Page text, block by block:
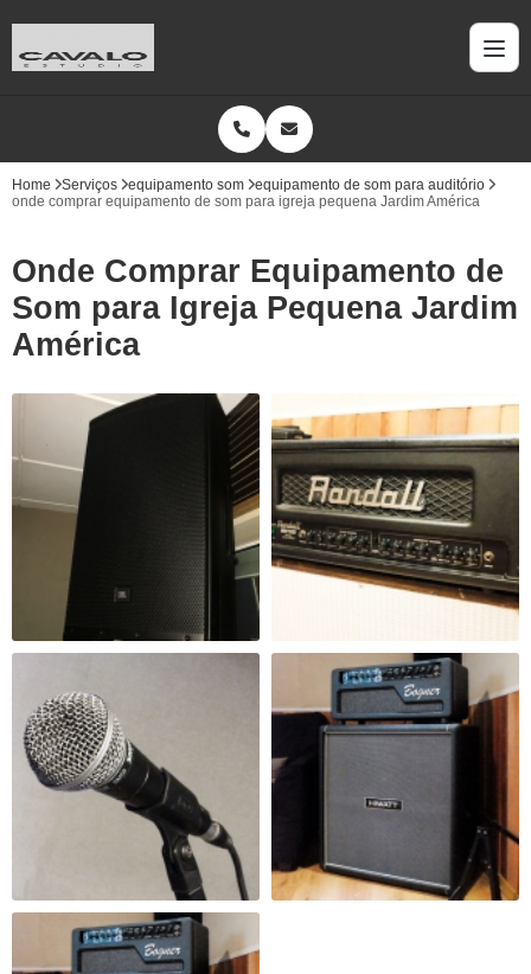
Home Serviços equipamento som
equipamento de som para auditório
onde comprar equipamento de som para igreja pequena Jardim América
Onde Comprar Equipamento de
Som para Igreja Pequena Jardim
América